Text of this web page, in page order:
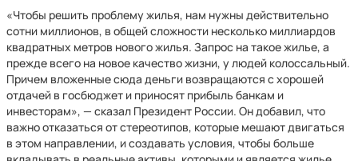
«Чтобы решить проблему жилья, нам нужны действительно
сотни миллионов, в общей сложности несколько миллиардов
квадратных метров нового жилья. Запрос на такое жилье, а
прежде всего на новое качество жизни, у людей колоссальный.
Причем вложенные сюда деньги возвращаются с хорошей
отдачей в госбюджет и приносят прибыль банкам и
инвесторам», — сказал Президент России. Он добавил, что
важно отказаться от стереотипов, которые мешают двигаться
в этом направлении, и создавать условия, чтобы больше